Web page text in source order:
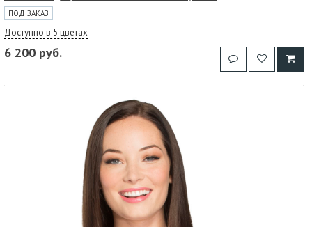
ПОД ЗАКАЗ
Доступно в 5 цветах
6 200 руб.